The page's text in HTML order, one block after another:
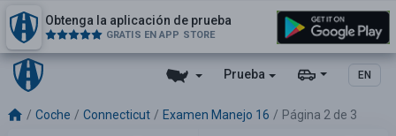
Prueba EN
Obtenga la aplicación de prueba
GRATIS EN APP STORE
Coche Connecticut Examen Manejo 16 Página 2 de 3